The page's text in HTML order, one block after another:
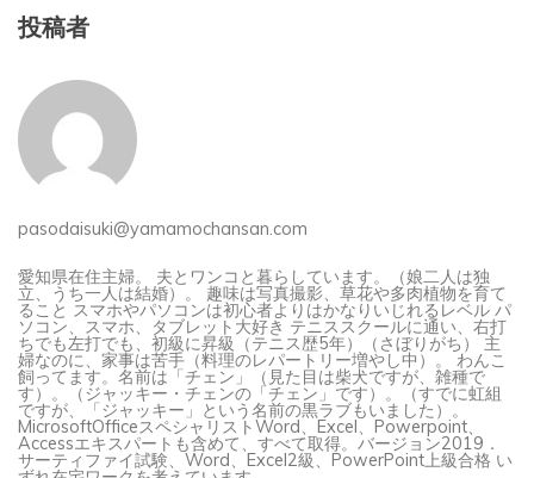
投稿者
pasodaisuki@yamamochansan.com
愛知県在住主婦。 夫とワンコと暮らしています。（娘二人は独
立、うち一人は結婚）。 趣味は写真撮影、草花や多肉植物を育て
ること スマホやパソコンは初心者よりはかなりいじれるレベル パ
ソコン、スマホ、タブレット大好き テニススクールに通い、右打
ちでも左打でも、初級に昇級（テニス歴5年）（さぼりがち） 主
婦なのに、家事は苦手（料理のレパートリー増やし中）。 わんこ
飼ってます。名前は「チェン」（見た目は柴犬ですが、雑種で
す）。（ジャッキー・チェンの「チェン」です）。（すでに虹組
ですが、「ジャッキー」という名前の黒ラブもいました）。
MicrosoftOfficeスペシャリストWord、Excel、Powerpoint、
Accessエキスパートも含めて、すべて取得。バージョン2019．
サーティファイ試験、Word、Excel2級、PowerPoint上級合格 い
ずれ在宅ワークを考えています。